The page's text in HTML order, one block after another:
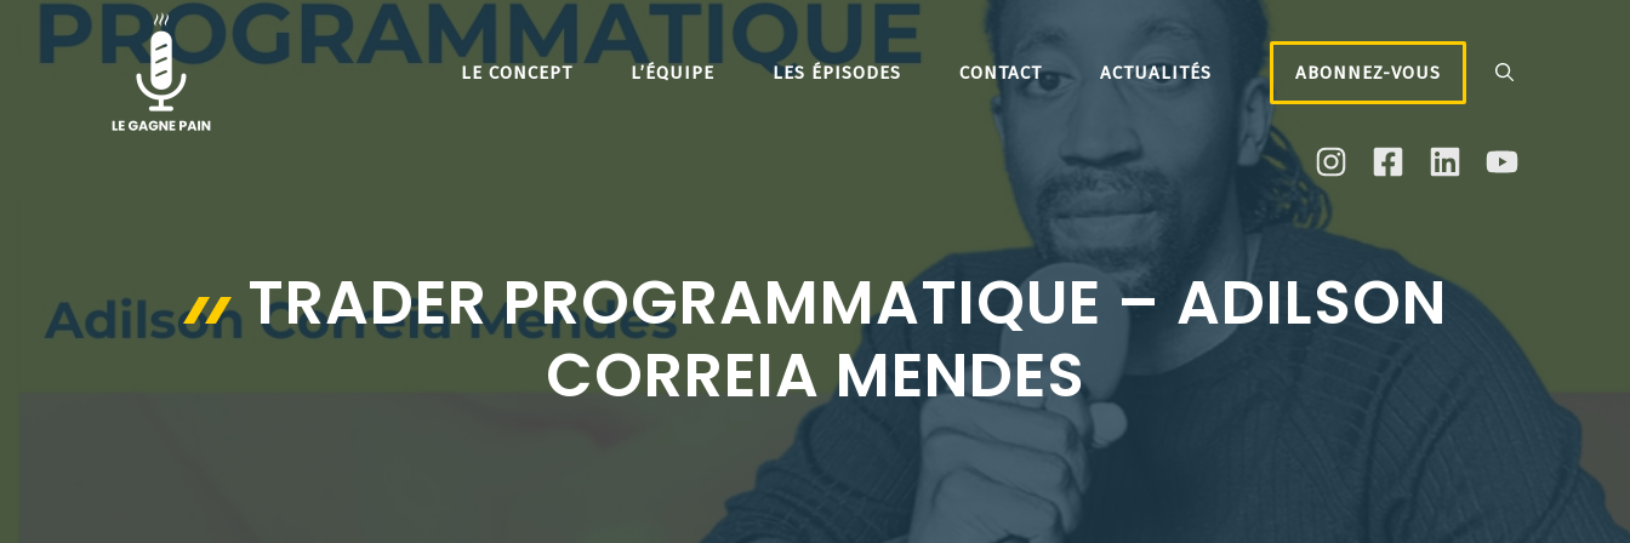
LE CONCEPT L’ÉQUIPE LES ÉPISODES CONTACT ACTUALITÉS ABONNEZ-VOUS
TRADER PROGRAMMATIQUE – ADILSON
CORREIA MENDES